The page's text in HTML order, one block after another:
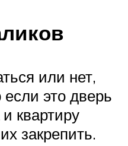
или нет,
это дверь
квартиру
закрепить.